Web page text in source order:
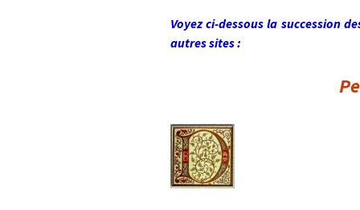
Voyez ci-dessous la succession
autres sites :